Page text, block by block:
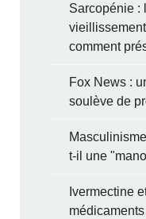
Sarcopénie :
comment
Fox News :
soulève de
t-il une
Ivermectine